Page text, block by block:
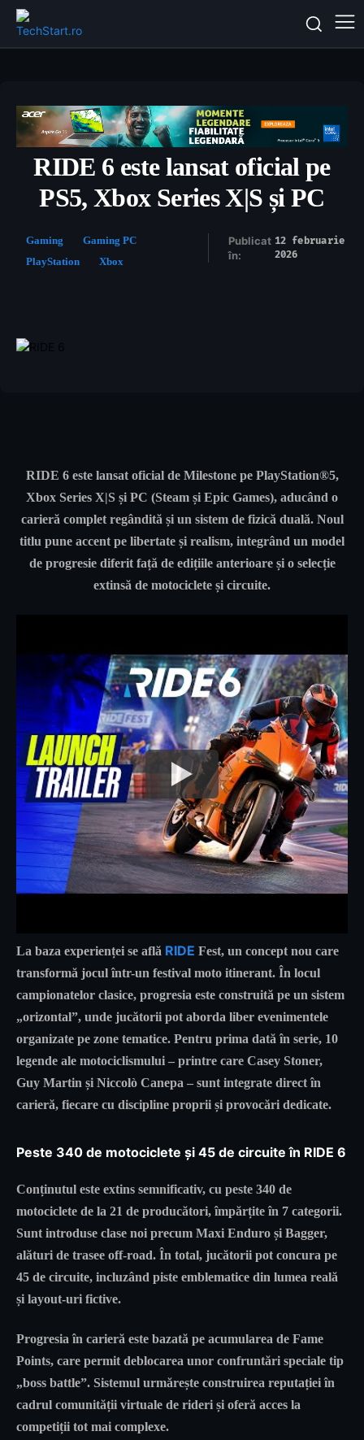
RIDE 6 este lansat oficial pe
PS5, Xbox Series X|S și PC
Gaming
Gaming PC
PlayStation
Xbox
Publicat
în:
12 februarie
2026
RIDE 6 este lansat oficial de Milestone pe PlayStation®5,
Xbox Series X|S și PC (Steam și Epic Games), aducând o
carieră complet regândită și un sistem de fizică duală. Noul
titlu pune accent pe libertate și realism, integrând un model
de progresie diferit față de edițiile anterioare și o selecție
extinsă de motociclete și circuite.
La baza experienței se află RIDE Fest, un concept nou care
transformă jocul într-un festival moto itinerant. În locul
campionatelor clasice, progresia este construită pe un sistem
„orizontal”, unde jucătorii pot aborda liber evenimentele
organizate pe zone tematice. Pentru prima dată în serie, 10
legende ale motociclismului – printre care Casey Stoner,
Guy Martin și Niccolò Canepa – sunt integrate direct în
carieră, fiecare cu discipline proprii și provocări dedicate.
Peste 340 de motociclete și 45 de circuite în RIDE 6
Conținutul este extins semnificativ, cu peste 340 de
motociclete de la 21 de producători, împărțite în 7 categorii.
Sunt introduse clase noi precum Maxi Enduro și Bagger,
alături de trasee off-road. În total, jucătorii pot concura pe
45 de circuite, incluzând piste emblematice din lumea reală
și layout-uri fictive.
Progresia în carieră este bazată pe acumularea de Fame
Points, care permit deblocarea unor confruntări speciale tip
„boss battle”. Sistemul urmărește construirea reputației în
cadrul comunității virtuale de rideri și oferă acces la
competiții tot mai complexe.